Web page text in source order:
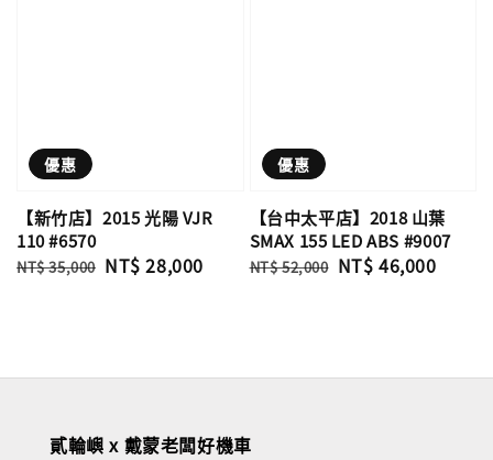
優惠
【新竹店】2015 光陽 VJR
110 #6570
Regular
NT$ 35,000 Sale
NT$ 28,000
優惠
【台中太平店】2018 山葉
SMAX 155 LED ABS #9007
Regular
NT$ 52,000 Sale
NT$ 46,000
貳輪嶼 x 戴蒙老闆好機車